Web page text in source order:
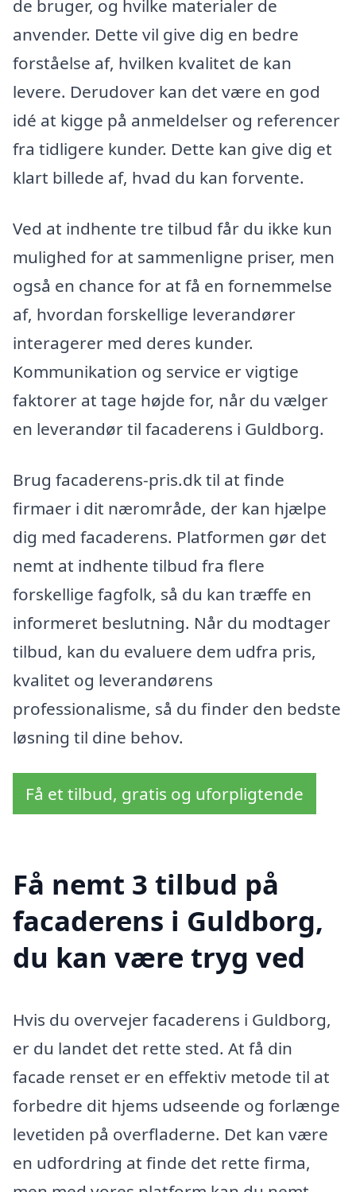
de bruger, og hvilke materialer de
anvender. Dette vil give dig en bedre
forståelse af, hvilken kvalitet de kan
levere. Derudover kan det være en god
idé at kigge på anmeldelser og referencer
fra tidligere kunder. Dette kan give dig et
klart billede af, hvad du kan forvente.
Ved at indhente tre tilbud får du ikke kun
mulighed for at sammenligne priser, men
også en chance for at få en fornemmelse
af, hvordan forskellige leverandører
interagerer med deres kunder.
Kommunikation og service er vigtige
faktorer at tage højde for, når du vælger
en leverandør til facaderens i Guldborg.
Brug facaderens-pris.dk til at finde
firmaer i dit nærområde, der kan hjælpe
dig med facaderens. Platformen gør det
nemt at indhente tilbud fra flere
forskellige fagfolk, så du kan træffe en
informeret beslutning. Når du modtager
tilbud, kan du evaluere dem udfra pris,
kvalitet og leverandørens
professionalisme, så du finder den bedste
løsning til dine behov.
Få et tilbud, gratis og uforpligtende
Få nemt 3 tilbud på
facaderens i Guldborg,
du kan være tryg ved
Hvis du overvejer facaderens i Guldborg,
er du landet det rette sted. At få din
facade renset er en effektiv metode til at
forbedre dit hjems udseende og forlænge
levetiden på overfladerne. Det kan være
en udfordring at finde det rette firma,